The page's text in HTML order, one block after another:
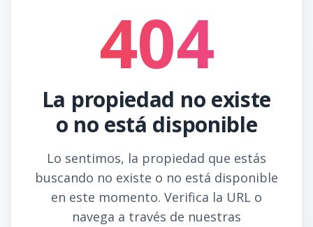
404
La propiedad no existe
o no está disponible
Lo sentimos, la propiedad que estás
buscando no existe o no está disponible
en este momento. Verifica la URL o
navega a través de nuestras